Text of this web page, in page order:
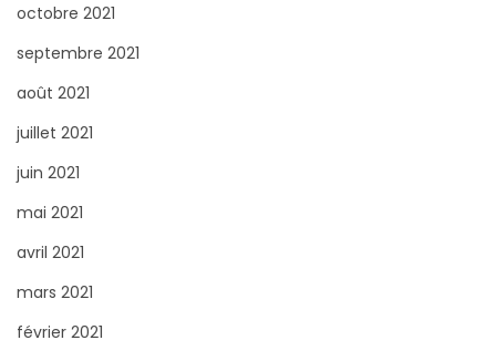
octobre 2021
septembre 2021
août 2021
juillet 2021
juin 2021
mai 2021
avril 2021
mars 2021
février 2021